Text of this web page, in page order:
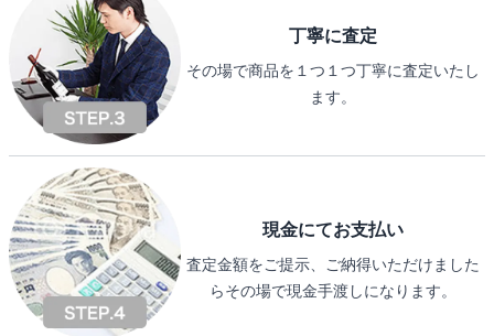
丁寧に査定
その場で商品を１つ１つ丁寧に査定いたし
ます。
現金にてお支払い
査定金額をご提示、ご納得いただけました
らその場で現金手渡しになります。